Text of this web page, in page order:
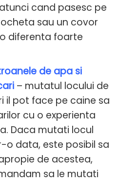
cand pasesc pe
sau un covor
diferenta foarte
de apa si
– mutatul locului de
il pot face pe caine sa
cu o experienta
Daca mutati locul
o data, este posibil sa
de acestea,
sa le mutati